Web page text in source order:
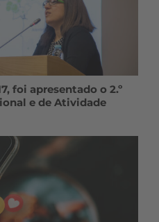
foi apresentado o 2.º
e de Atividade